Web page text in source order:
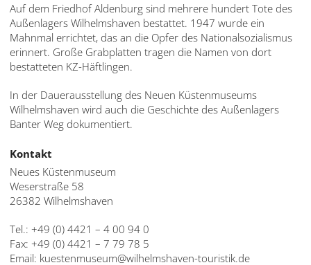
Auf dem Friedhof Aldenburg sind mehrere hundert Tote des
Außenlagers Wilhelmshaven bestattet. 1947 wurde ein
Mahnmal errichtet, das an die Opfer des Nationalsozialismus
erinnert. Große Grabplatten tragen die Namen von dort
bestatteten KZ-Häftlingen.
In der Dauerausstellung des Neuen Küstenmuseums
Wilhelmshaven wird auch die Geschichte des Außenlagers
Banter Weg dokumentiert.
Kontakt
Neues Küstenmuseum
Weserstraße 58
26382 Wilhelmshaven
Tel.: +49 (0) 4421 – 4 00 94 0
Fax: +49 (0) 4421 – 7 79 78 5
Email: kuestenmuseum@wilhelmshaven-touristik.de